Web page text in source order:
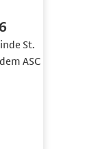
St.
ASC